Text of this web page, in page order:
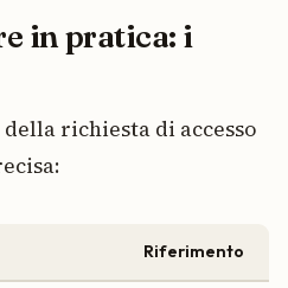
in pratica: i
richiesta di accesso
Riferimento